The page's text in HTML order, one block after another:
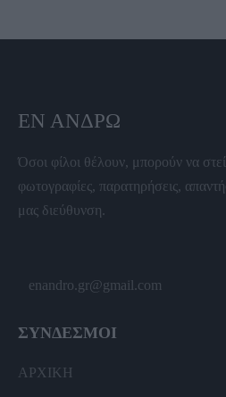
ΕΝ ΆΝΔΡΩ
Όσοι φίλοι θέλουν, μπορούν να
φωτογραφίες, παρατηρήσεις,
μας διεύθυνση.
enandro.gr@gmail.com
ΣΥΝΔΕΣΜΟΙ
ΑΡΧΙΚΗ